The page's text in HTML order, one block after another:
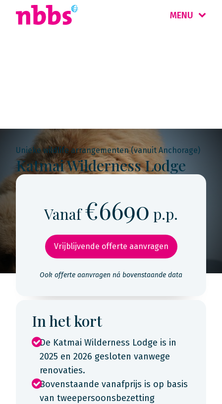
MENU
Unieke wildlife arrangementen (vanuit Anchorage)
Katmai Wilderness Lodge
Vanaf€6690 p.p.
Vrijblijvende offerte aanvragen
Ook offerte aanvragen ná bovenstaande data
In het kort
De Katmai Wilderness Lodge is in
2025 en 2026 gesloten vanwege
renovaties.
Bovenstaande vanafprijs is op basis
van tweepersoonsbezetting